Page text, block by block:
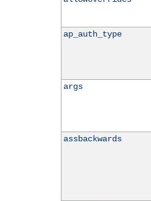
ap_auth_type
args
assbackwards